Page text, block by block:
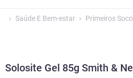
Saúde E Bem-estar Primeiros
Solosite Gel 85g Smith &